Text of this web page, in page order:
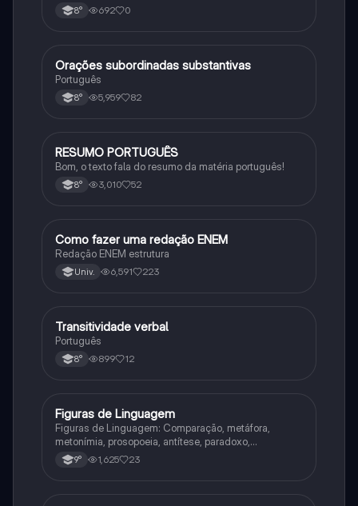
8° 692 0
Português
Orações subordinadas substantivas
Português
8° 5,959 82
Português
RESUMO PORTUGUÊS
Bom, o texto fala do resumo da matéria português!
8° 3,010 52
Português
Como fazer uma redação ENEM
Redação ENEM estrutura
Univ. 6,591 223
Português
Transitividade verbal
Português
8° 899 12
Português
Figuras de Linguagem
Figuras de Linguagem: Comparação, metáfora,
metonímia, prosopoeia, antítese, paradoxo,
eufemismo, hipérbole e onomatopeia
9° 1,625 23